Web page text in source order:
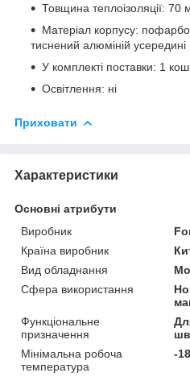
Товщина теплоізоляції: 70
Матеріал корпусу:
тиснений алюміній усередині
У комплекті поставки: 1
Освітлення: ні
Приховати
Характеристики
Основні атрибути
Виробник
Країна виробник
Вид обладнання
Сфера використання
Функціональне
призначення
Мінімальна робоча
температура
-